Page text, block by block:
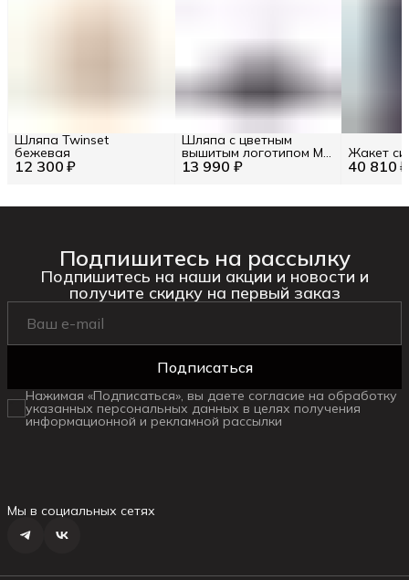
12 300 ₽
Шляпа Twinset
бежевая
13 990 ₽
Шляпа с цветным
вышитым логотипом M
INT / Цв. Чёрный 40 810 ₽
Жакет
Подпишитесь на рассылку
Подпишитесь на наши акции и новости и
получите скидку на первый заказ
Подписаться
Нажимая «Подписаться», вы даете согласие на обработку
указанных персональных данных в целях получения
информационной и рекламной рассылки
Мы в социальных сетях